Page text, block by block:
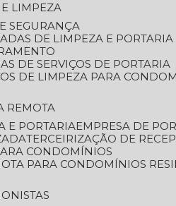
E LIMPEZA
SEGURANÇA
DE LIMPEZA E PORTARIA
DE SERVIÇOS DE PORTARIA
DE LIMPEZA PARA
REMOTA
E PORTARIA
EMPRESA DE
TERCEIRIZAÇÃO DE
CONDOMÍNIOS
PARA CONDOMÍNIOS